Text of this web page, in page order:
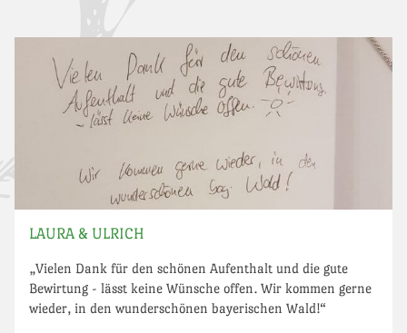
LAURA & ULRICH
„Vielen Dank für den schönen Aufenthalt und die gute
Bewirtung - lässt keine Wünsche offen. Wir kommen gerne
wieder, in den wunderschönen bayerischen Wald!“